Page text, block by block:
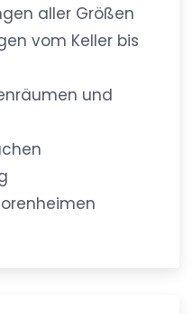
aller Größen
vom Keller bis
und